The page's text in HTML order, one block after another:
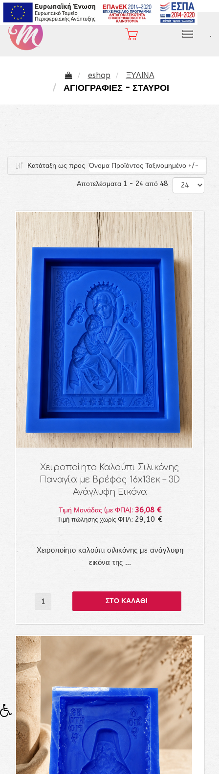
2310 282 407
.
eshop ΞΥΛΙΝΑ
ΑΓΙΟΓΡΑΦΙΕΣ - ΣΤΑΥΡΟΙ
Κατάταξη ως προς Όνομα Προϊόντος Ταξινομημένο +/-
Αποτελέσματα 1 - 24 από 48
Χειροποίητο Καλούπι Σιλικόνης
Παναγία με Βρέφος 16x13εκ – 3D
Ανάγλυφη Εικόνα
Τιμή Μονάδας (με ΦΠΑ): 36,08 €
Τιμή πώλησης χωρίς ΦΠΑ: 29,10 €
Χειροποίητο καλούπι σιλικόνης με ανάγλυφη
εικόνα της ...